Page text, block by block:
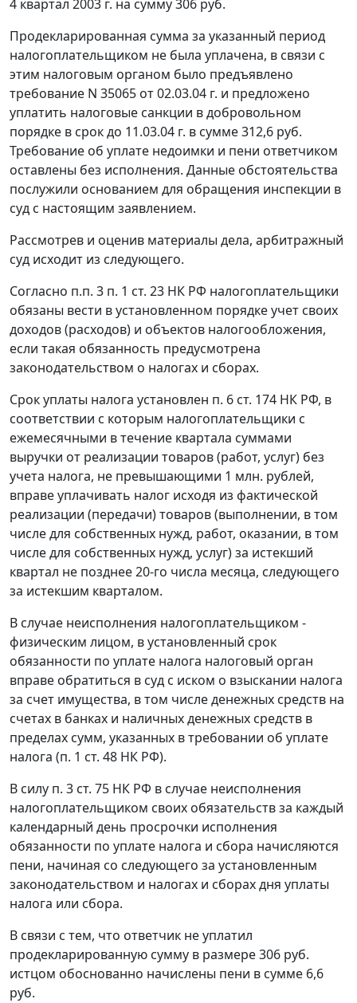
4 квартал 2003 г. на сумму 306 руб.
Продекларированная сумма за указанный период
налогоплательщиком не была уплачена, в связи с
этим налоговым органом было предъявлено
требование N 35065 от 02.03.04 г. и предложено
уплатить налоговые санкции в добровольном
порядке в срок до 11.03.04 г. в сумме 312,6 руб.
Требование об уплате недоимки и пени ответчиком
оставлены без исполнения. Данные обстоятельства
послужили основанием для обращения инспекции в
суд с настоящим заявлением.
Рассмотрев и оценив материалы дела, арбитражный
суд исходит из следующего.
Согласно п.п. 3 п. 1 ст. 23 НК РФ налогоплательщики
обязаны вести в установленном порядке учет своих
доходов (расходов) и объектов налогообложения,
если такая обязанность предусмотрена
законодательством о налогах и сборах.
Срок уплаты налога установлен п. 6 ст. 174 НК РФ, в
соответствии с которым налогоплательщики с
ежемесячными в течение квартала суммами
выручки от реализации товаров (работ, услуг) без
учета налога, не превышающими 1 млн. рублей,
вправе уплачивать налог исходя из фактической
реализации (передачи) товаров (выполнении, в том
числе для собственных нужд, работ, оказании, в том
числе для собственных нужд, услуг) за истекший
квартал не позднее 20-го числа месяца, следующего
за истекшим кварталом.
В случае неисполнения налогоплательщиком -
физическим лицом, в установленный срок
обязанности по уплате налога налоговый орган
вправе обратиться в суд с иском о взыскании налога
за счет имущества, в том числе денежных средств на
счетах в банках и наличных денежных средств в
пределах сумм, указанных в требовании об уплате
налога (п. 1 ст. 48 НК РФ).
В силу п. 3 ст. 75 НК РФ в случае неисполнения
налогоплательщиком своих обязательств за каждый
календарный день просрочки исполнения
обязанности по уплате налога и сбора начисляются
пени, начиная со следующего за установленным
законодательством и налогах и сборах дня уплаты
налога или сбора.
В связи с тем, что ответчик не уплатил
продекларированную сумму в размере 306 руб.
истцом обоснованно начислены пени в сумме 6,6
руб.